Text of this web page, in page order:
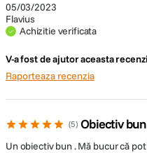
05/03/2023
Flavius
Achizitie verificata
V-a fost de ajutor aceasta
Raporteaza recenzia
5 Obiectiv bun
Un obiectiv bun . Mă bucur că